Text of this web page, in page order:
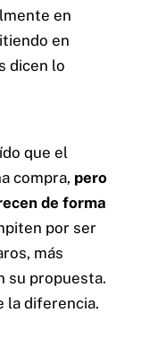
en
en
dicen lo
que el
compra, pero
de forma
por ser
más
su propuesta.
la diferencia.